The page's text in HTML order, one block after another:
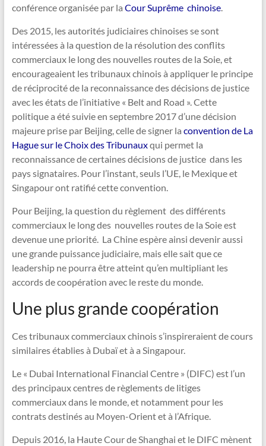
conférence organisée par la Cour Suprême chinoise.
Des 2015, les autorités judiciaires chinoises se sont
intéressées à la question de la résolution des conflits
commerciaux le long des nouvelles routes de la Soie, et
encourageaient les tribunaux chinois à appliquer le principe
de réciprocité de la reconnaissance des décisions de justice
avec les états de l’initiative « Belt and Road ». Cette
politique a été suivie en septembre 2017 d’une décision
majeure prise par Beijing, celle de signer la convention de La
Hague sur le Choix des Tribunauxqui permet la
reconnaissance de certaines décisions de justice dans les
pays signataires. Pour l’instant, seuls l’UE, le Mexique et
Singapour ont ratifié cette convention.
Pour Beijing, la question du règlement des différents
commerciaux le long des nouvelles routes de la Soie est
devenue une priorité. La Chine espère ainsi devenir aussi
une grande puissance judiciaire, mais elle sait que ce
leadership ne pourra être atteint qu’en multipliant les
accords de coopération avec le reste du monde.
Une plus grande coopération
Ces tribunaux commerciaux chinois s’inspireraient de cours
similaires établies à Dubaï et à a Singapour.
Le « Dubai International Financial Centre » (DIFC) est l’un
des principaux centres de règlements de litiges
commerciaux dans le monde, et notamment pour les
contrats destinés au Moyen-Orient et à l’Afrique.
Depuis 2016, la Haute Cour de Shanghai et le DIFC mènent